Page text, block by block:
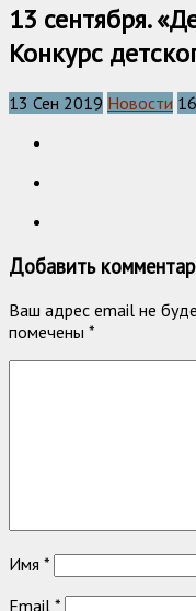
13 сентября.
Конкурс
13 Сен 2019 Новости
Добавить
Ваш адрес email не
помечены *
Имя *
Email *